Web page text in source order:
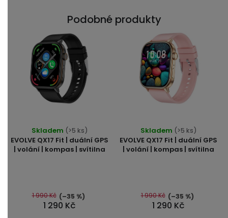
Podobné produkty
EVOLVE QX17 Fit | duální GPS
| volání | kompas | svítilna
hodnocení
produktu
5
hvězdiček.
Skladem (>5 ks)
1 290 Kč
1 990 Kč (–35 %)
EVOLVE QX17 Fit | duální GPS
| volání | kompas | svítilna
Skladem (>5 ks)
1 290 Kč
1 990 Kč (–35 %)